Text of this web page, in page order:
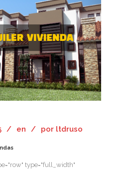
en por ltdruso
type="full_width"